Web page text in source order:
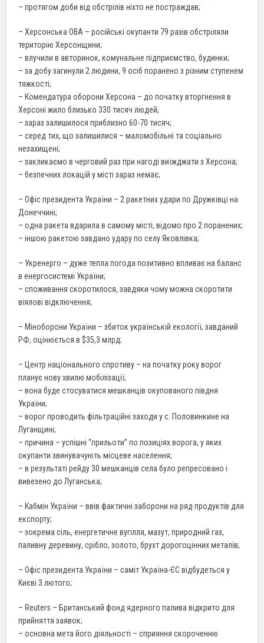
– протягом доби від обстрілів ніхто не постраждав;
– Херсонська ОВА – російські окупанти 79 разів обстріляли
територію Херсонщини;
– влучили в авторинок, комунальне підприємство, будинки;
– за добу загинули 2 людини, 9 осіб поранено з різним ступенем
тяжкості;
– Комендатура оборони Херсона – до початку вторгнення в
Херсоні жило близько 330 тисяч людей;
– зараз залишилося приблизно 60-70 тисяч;
– серед тих, що залишилися – маломобільні та соціально
незахищені;
– закликаємо в черговий раз при нагоді виїжджати з Херсона;
– безпечних локацій у місті зараз немає;
– Офіс президента України – 2 ракетних удари по Дружківці на
Донеччині;
– одна ракета вдарила в самому місті, відомо про 2 поранених;
– іншою ракетою завдано удару по селу Яковлівка;
– Укренерго – дуже тепла погода позитивно впливає на баланс
в енергосистемі України;
– споживання скоротилося, завдяки чому можна скоротити
віялові відключення;
– Міноборони України – збиток українській екології, завданий
РФ, оцінюється в $35,3 млрд;
– Центр національного спротиву – на початку року ворог
планує нову хвилю мобілізації;
– вона буде стосуватися мешканців окупованого півдня
України;
– ворог проводить фільтраційні заходи у с. Половинкине на
Луганщині;
– причина – успішні “прильоти” по позиціях ворога, у яких
окупанти звинувачують місцеве населення;
– в результаті рейду 30 мешканців села було репресовано і
вивезено до Луганська;
– Кабмін України – ввів фактичні заборони на ряд продуктів для
експорту;
– зокрема сіль, енергетичне вугілля, мазут, природний газ,
паливну деревину, срібло, золото, брухт дорогоцінних металів;
– Офіс президента України – саміт Україна-ЄС відбудеться у
Києві 3 лютого;
– Reuters – Британський фонд ядерного палива відкрито для
прийняття заявок;
– основна мета його діяльності – сприяння скороченню